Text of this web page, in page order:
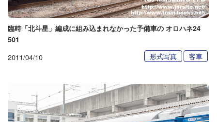
臨時「北斗星」編成に組み込まれなかった予備車の オロハネ24
501
2011/04/10 形式写真 客車